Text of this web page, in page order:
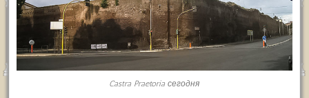
Castra Praetoria сегодня